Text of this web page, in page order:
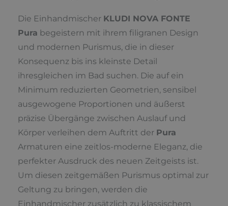
Die Einhandmischer KLUDI NOVA FONTE
Pura begeistern mit ihrem filigranen Design
und modernen Purismus, die in dieser
Konsequenz bis ins kleinste Detail
ihresgleichen im Bad suchen. Die auf ein
Minimum reduzierten Geometrien, sensibel
ausgewogene Proportionen und äußerst
präzise Übergänge zwischen Auslauf und
Körper verleihen dem Auftritt der Pura
Armaturen eine zeitlos-moderne Eleganz, die
perfekter Ausdruck des neuen Zeitgeists ist.
Um diesen zeitgemäßen Purismus optimal zur
Geltung zu bringen, werden die
Einhandmischer zusätzlich zu klassischem